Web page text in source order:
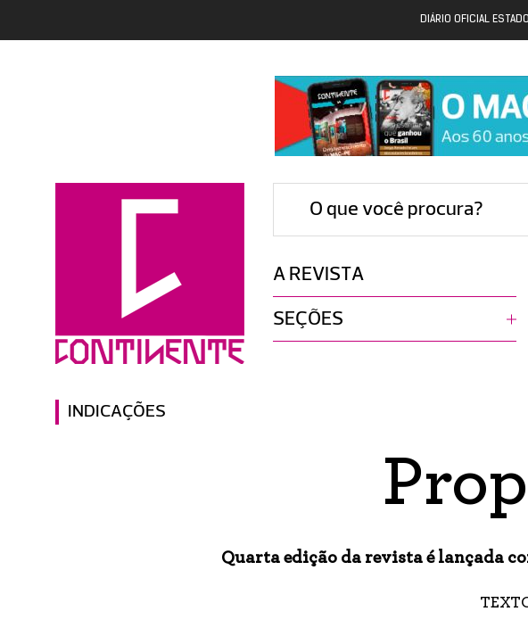
DIÁRIO OFICIAL
O que você procura?
A REVISTA
SEÇÕES
INDICAÇÕES
Quarta edição da revista é lançada